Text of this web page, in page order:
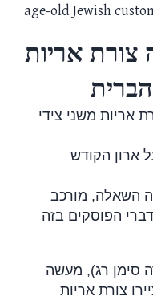
age-old Jewish
צורת אריות
אריות משני צידי
ארון הקודש
הפוסקים בזה
סימן רג), מעשה
צורת אריות